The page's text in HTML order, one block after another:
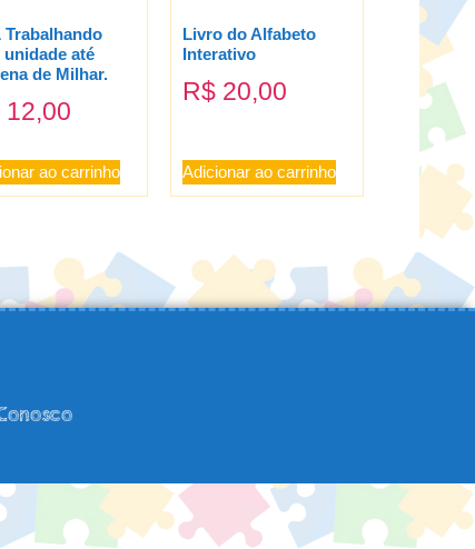
Trabalhando
unidade até
de Milhar.
12,00
ao carrinho
Livro do Alfabeto
Interativo
R$ 20,00
Adicionar ao carrinho